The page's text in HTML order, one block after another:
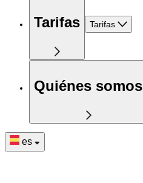
Tarifas Tarifas
Quiénes somos
es